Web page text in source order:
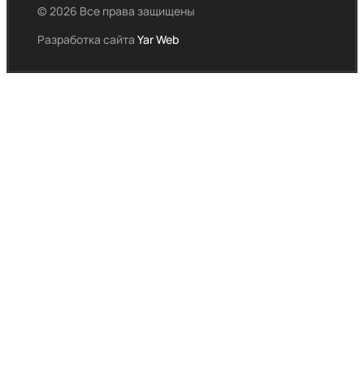
© 2026 Все права защищены
Разработка сайта Yar Web